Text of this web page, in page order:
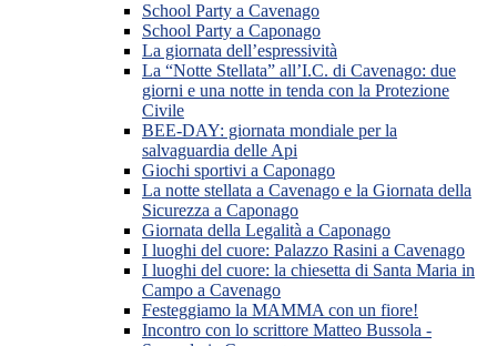
School Party a Cavenago
School Party a Caponago
La giornata dell’espressività
La “Notte Stellata” all’I.C. di Cavenago: due
giorni e una notte in tenda con la Protezione
Civile
BEE-DAY: giornata mondiale per la
salvaguardia delle Api
Giochi sportivi a Caponago
La notte stellata a Cavenago e la Giornata della
Sicurezza a Caponago
Giornata della Legalità a Caponago
I luoghi del cuore: Palazzo Rasini a Cavenago
I luoghi del cuore: la chiesetta di Santa Maria in
Campo a Cavenago
Festeggiamo la MAMMA con un fiore!
Incontro con lo scrittore Matteo Bussola -